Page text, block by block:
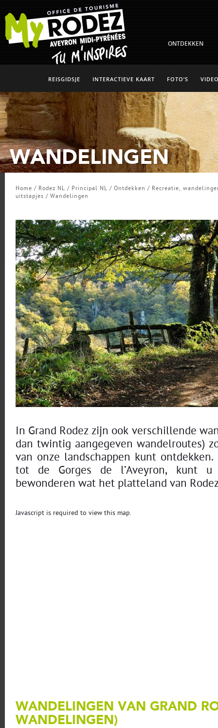
ONTDEKKEN
REISGIDSJE INTERACTIEVE KAART FOTO’S
WANDELINGEN
Home / Rodez NL / Principal NL / Ontdekken / Recreatie,
uitstapjes / Wandelingen
In Grand Rodez zijn ook verschillende
dan twintig aangegeven wandelroutes)
van onze landschappen kunt
tot de Gorges de l’Aveyron, kunt
bewonderen wat het platteland van
Javascript is required to view this map.
WANDELINGEN VAN GRAND
WANDELINGEN)